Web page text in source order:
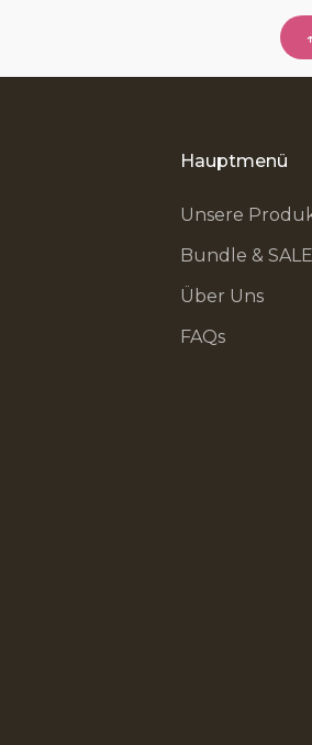
Hauptmenü
Unsere
Bundle & SALE
Über Uns
FAQs